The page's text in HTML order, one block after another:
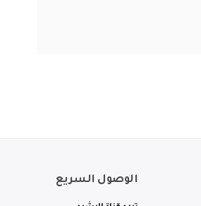
الوصول السريع